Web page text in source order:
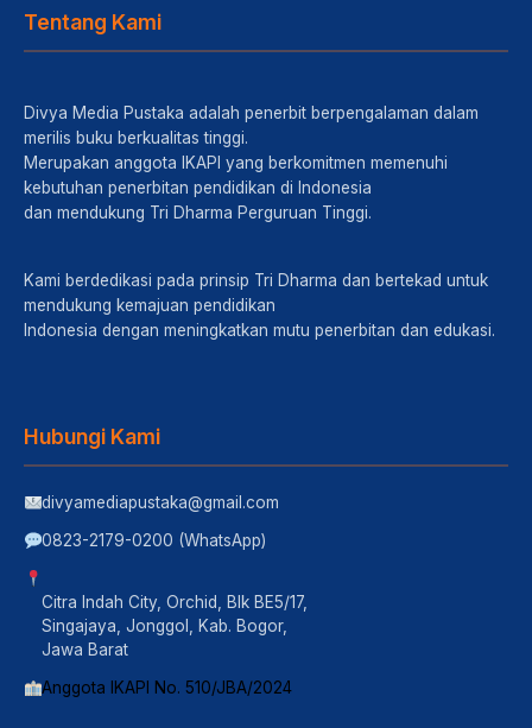
Tentang Kami
Divya Media Pustaka adalah penerbit berpengalaman dalam
merilis buku berkualitas tinggi.
Merupakan anggota IKAPI yang berkomitmen memenuhi
kebutuhan penerbitan pendidikan di Indonesia
dan mendukung Tri Dharma Perguruan Tinggi.
Kami berdedikasi pada prinsip Tri Dharma dan bertekad untuk
mendukung kemajuan pendidikan
Indonesia dengan meningkatkan mutu penerbitan dan edukasi.
Hubungi Kami
divyamediapustaka@gmail.com
0823-2179-0200 (WhatsApp)
Citra Indah City, Orchid, Blk BE5/17,
Singajaya, Jonggol, Kab. Bogor,
Jawa Barat
Anggota IKAPI No. 510/JBA/2024